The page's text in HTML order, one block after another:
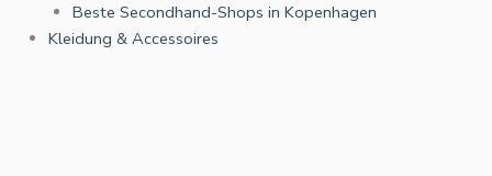
Beste Secondhand-Shops in Kopenhagen
Kleidung & Accessoires